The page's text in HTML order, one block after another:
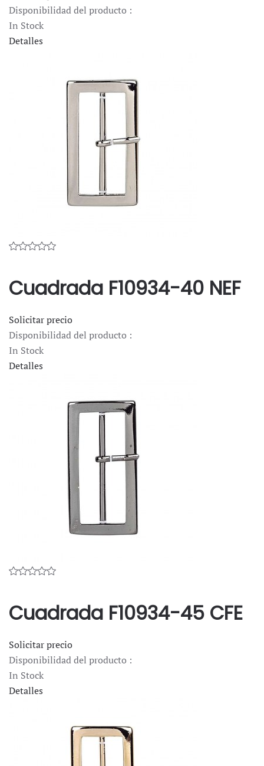
Disponibilidad del producto :
In Stock
Detalles
Cuadrada F10934-40 NEF
Solicitar precio
Disponibilidad del producto :
In Stock
Detalles
Cuadrada F10934-45 CFE
Solicitar precio
Disponibilidad del producto :
In Stock
Detalles